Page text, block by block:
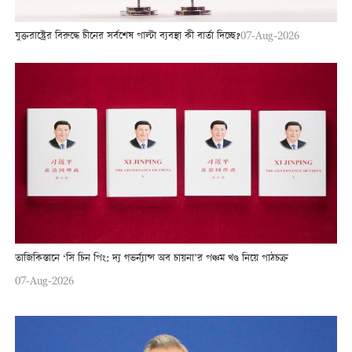
যুক্তরাষ্ট্রের বিরুদ্ধে চীনের সর্বশেষ পাল্টা ব্যবস্থা কী বার্তা দিচ্ছে?07-Aug-2026
তাজিকিস্তানে ‘সি চিন পিং: দ্য গভর্ন্যান্স অব চায়না’র পঞ্চম খণ্ড নিয়ে পাঠচক্র
07-Aug-2026